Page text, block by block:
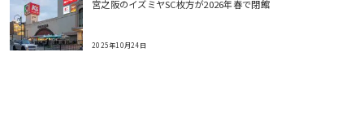
宮之阪のイズミヤSC枚方が2026年春で閉館
2025年10月24日